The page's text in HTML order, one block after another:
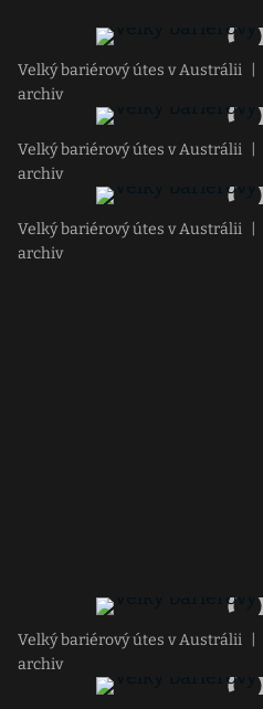
Velký bariérový útes v Austrálii
archiv
Velký bariérový útes v Austrálii
archiv
Velký bariérový útes v Austrálii
archiv
Velký bariérový útes v Austrálii
archiv